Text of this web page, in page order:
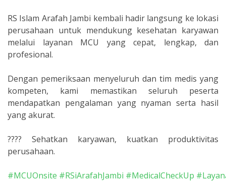
RS Islam Arafah Jambi kembali hadir langsung ke lokasi
perusahaan untuk mendukung kesehatan karyawan
melalui layanan MCU yang cepat, lengkap, dan
profesional.
Dengan pemeriksaan menyeluruh dan tim medis yang
kompeten, kami memastikan seluruh peserta
mendapatkan pengalaman yang nyaman serta hasil
yang akurat.
???? Sehatkan karyawan, kuatkan produktivitas
perusahaan.
#MCUOnsite #RSiArafahJambi #MedicalCheckUp